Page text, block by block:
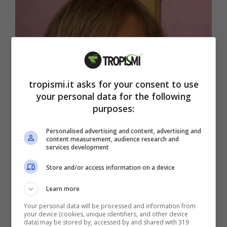
Ballando con Le Stelle: volano schiaffi -(foto
Selvaggia Lucarelli si è presentata con una
bella pettinatura a schiaffo
negli anni ’90 ma tornata in voga anche in
tropismi.it asks for your consent to use
your personal data for the following
purposes:
Personalised advertising and content, advertising and
content measurement, audience research and
services development
Store and/or access information on a device
Learn more
Your personal data will be processed and information from
your device (cookies, unique identifiers, and other device
data) may be stored by, accessed by and shared with 319